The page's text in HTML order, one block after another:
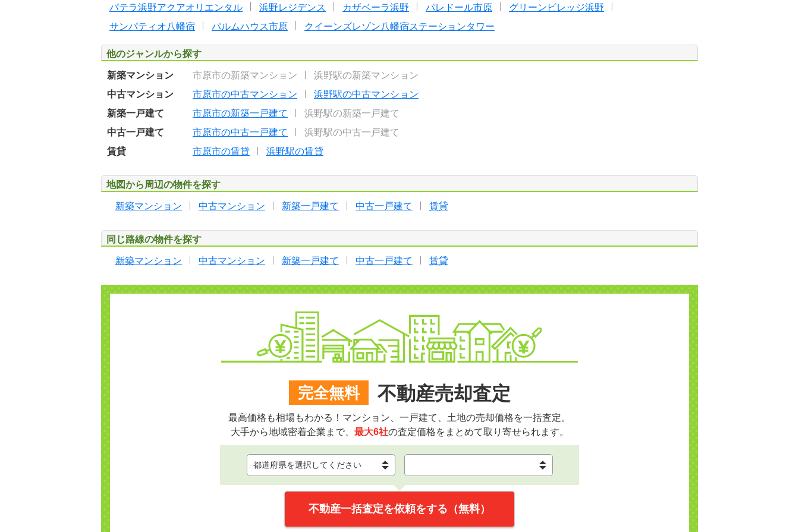
パテラ浜野アクアオリエンタル
浜野レジデンス カザベーラ浜野 パレドール市原
グリーンビレッジ浜野
サンパティオ八幡宿
パルムハウス市原 クイーンズレゾン八幡宿ステーションタワー
他のジャンルから探す
新築マンション 市原市の新築マンション
浜野駅の新築マンション
中古マンション
市原市の中古マンション
浜野駅の中古マンション
新築一戸建て
市原市の新築一戸建て
浜野駅の新築一戸建て
中古一戸建て
市原市の中古一戸建て
浜野駅の中古一戸建て
賃貸
市原市の賃貸 浜野駅の賃貸
地図から周辺の物件を探す
新築マンション 中古マンション 新築一戸建て 中古一戸建て 賃貸
同じ路線の物件を探す
新築マンション 中古マンション 新築一戸建て 中古一戸建て 賃貸
完全無料 不動産売却査定
最高価格も相場もわかる！マンション、一戸建て、土地の売却価格を一括査定。
大手から地域密着企業まで、 最大6社の査定価格をまとめて取り寄せられます。
不動産一括査定を依頼をする（無料）